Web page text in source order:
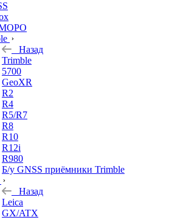
Назад
Trimble
5700
GeoXR
R2
R4
R5/R7
R8
R10
R12i
R980
Б/у GNSS приёмники Trimble
Назад
Leica
GX/ATX